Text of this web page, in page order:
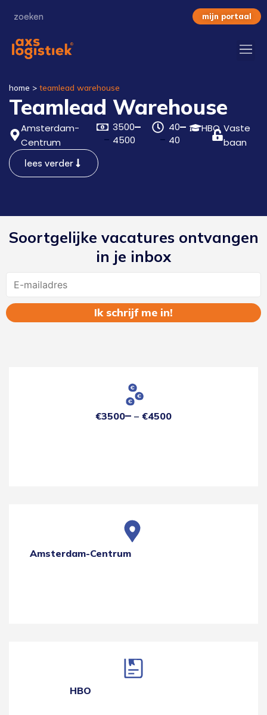
mijn portaal
home > teamlead warehouse
Teamlead Warehouse
Amsterdam-
Centrum
3500
4500
40
40
HBO Vaste
baan
lees verder
Soortgelijke vacatures ontvangen
in je inbox
€3500 €4500
Amsterdam-Centrum
HBO